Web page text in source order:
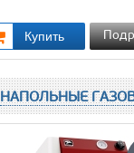
НАПОЛЬНЫЕ